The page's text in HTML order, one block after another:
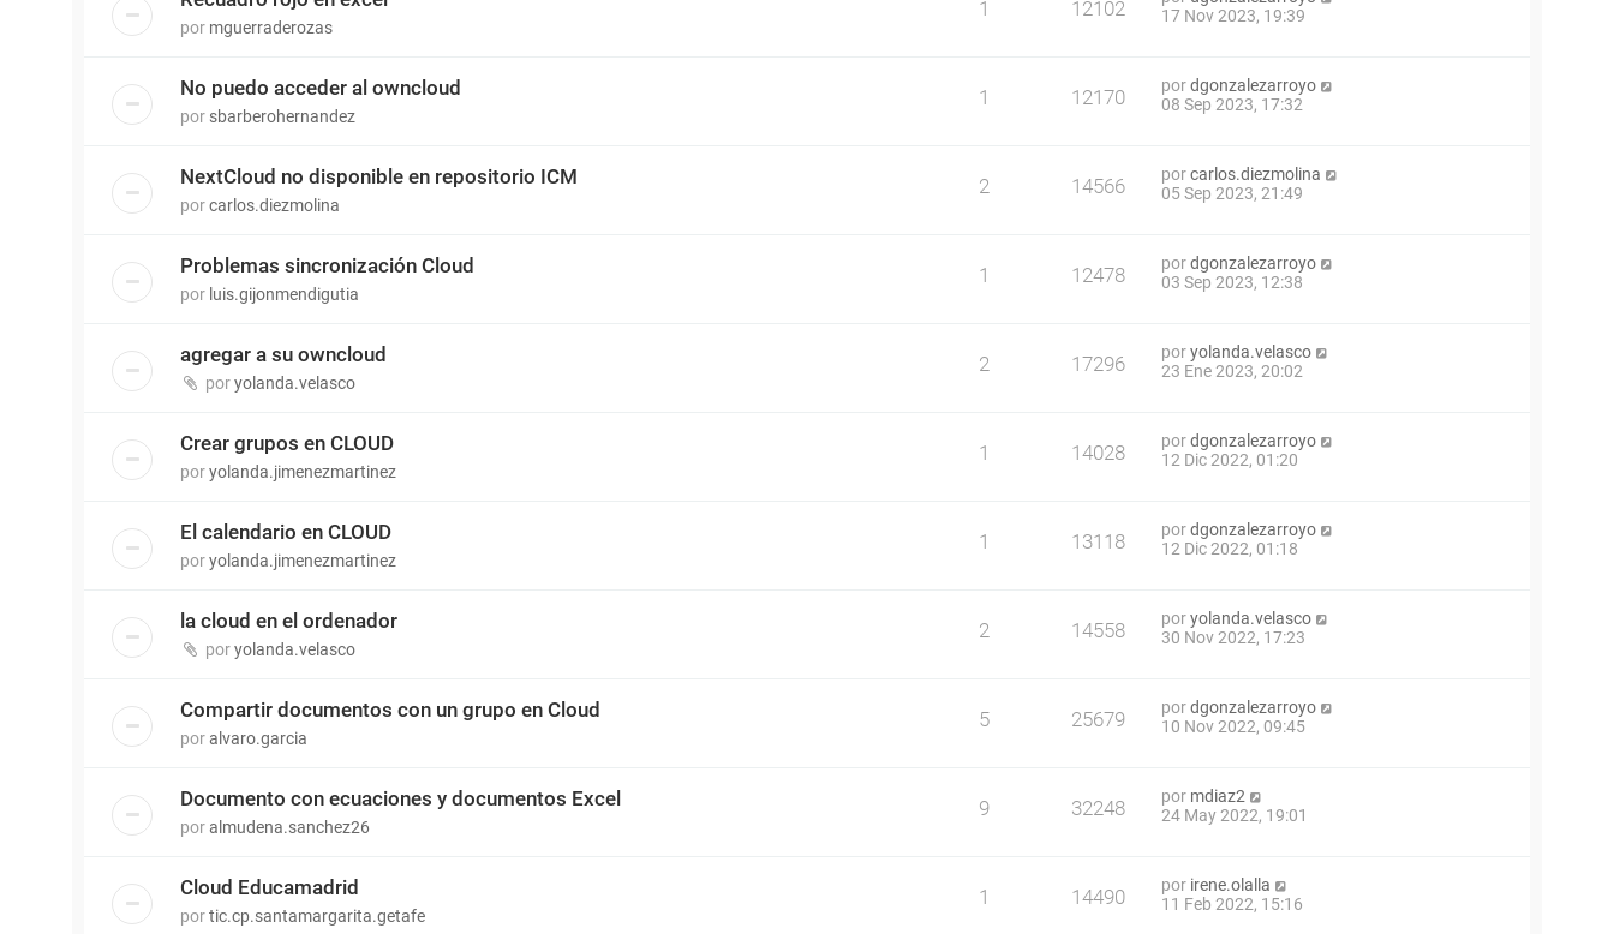
por mguerraderozas
1 12102
17 Nov 2023, 19:39
No puedo acceder al owncloud
por sbarberohernandez
1 12170 pordgonzalezarroyo
08 Sep 2023, 17:32
NextCloud no disponible en repositorio ICM
porcarlos.diezmolina
2 14566 porcarlos.diezmolina
05 Sep 2023, 21:49
Problemas sincronización Cloud
por luis.gijonmendigutia
1 12478 pordgonzalezarroyo
03 Sep 2023, 12:38
agregar a su owncloud
poryolanda.velasco
2 17296 poryolanda.velasco
23 Ene 2023, 20:02
Crear grupos en CLOUD
poryolanda.jimenezmartinez
1 14028 pordgonzalezarroyo
12 Dic 2022, 01:20
El calendario en CLOUD
poryolanda.jimenezmartinez
1 13118 pordgonzalezarroyo
12 Dic 2022, 01:18
la cloud en el ordenador
poryolanda.velasco
2 14558 poryolanda.velasco
30 Nov 2022, 17:23
Compartir documentos con un grupo en Cloud
poralvaro.garcia
5 25679 pordgonzalezarroyo
10 Nov 2022, 09:45
Documento con ecuaciones y documentos Excel
poralmudena.sanchez26
9 32248 por mdiaz2
24 May 2022, 19:01
Cloud Educamadrid
portic.cp.santamargarita.getafe
1 14490 por irene.olalla
11 Feb 2022, 15:16